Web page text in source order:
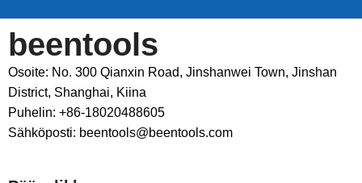
beentools
Osoite: No. 300 Qianxin Road, Jinshanwei Town, Jinshan
District, Shanghai, Kiina
Puhelin: +86-18020488605
Sähköposti: beentools@beentools.com